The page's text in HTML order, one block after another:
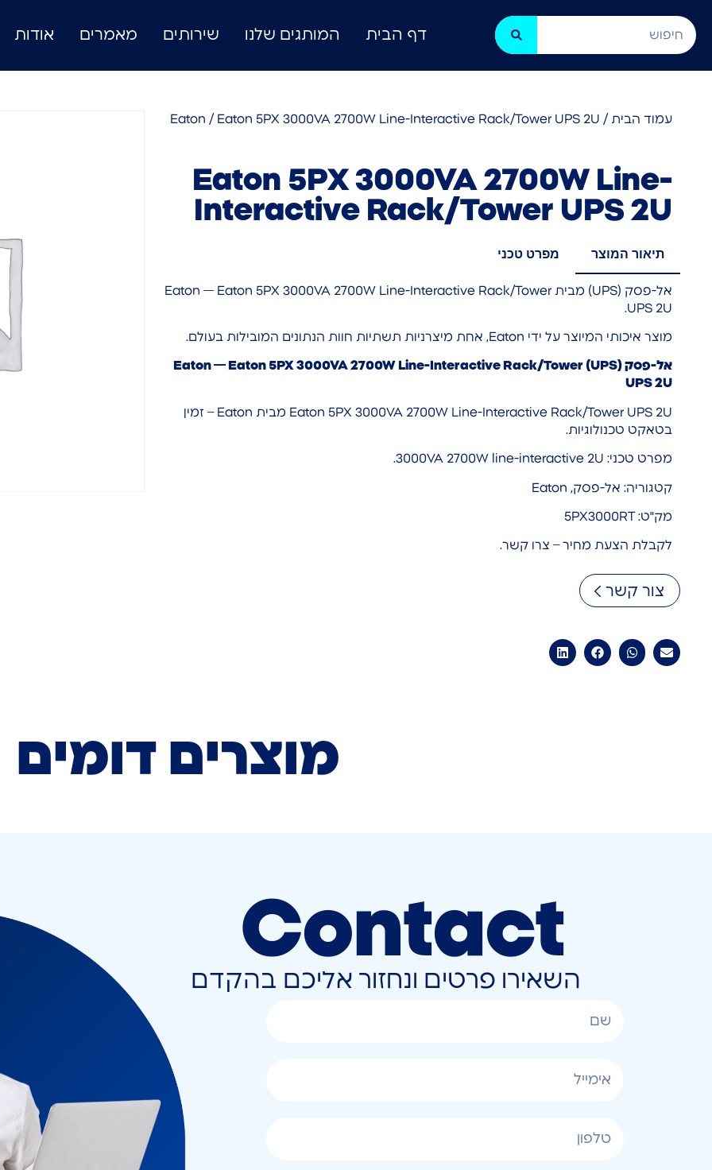
דף הבית המותגים שלנו שירותים מאמרים אודות
עמוד הבית /
Eaton / Eaton 5PX 3000VA 2700W Line-Interactive Rack/Tower UPS 2U
Eaton 5PX 3000VA 2700W Line-
Interactive Rack/Tower UPS 2U
תיאור המוצר מפרט טכני
אל-פסק (UPS) מבית Eaton — Eaton 5PX 3000VA 2700W Line-Interactive Rack/Tower
UPS 2U.
מוצר איכותי המיוצר על ידי Eaton, אחת מיצרניות תשתיות חוות הנתונים המובילות בעולם.
אל-פסק (UPS) Eaton — Eaton 5PX 3000VA 2700W Line-Interactive Rack/Tower
UPS 2U
Eaton 5PX 3000VA 2700W Line-Interactive Rack/Tower UPS 2U מבית Eaton – זמין
בטאקט טכנולוגיות.
מפרט טכני: 3000VA 2700W line-interactive 2U.
קטגוריה: אל-פסק, Eaton
מק"ט: 5PX3000RT
לקבלת הצעת מחיר – צרו קשר.
צור קשר
מוצרים דומים
Contact
השאירו פרטים ונחזור אליכם בהקדם